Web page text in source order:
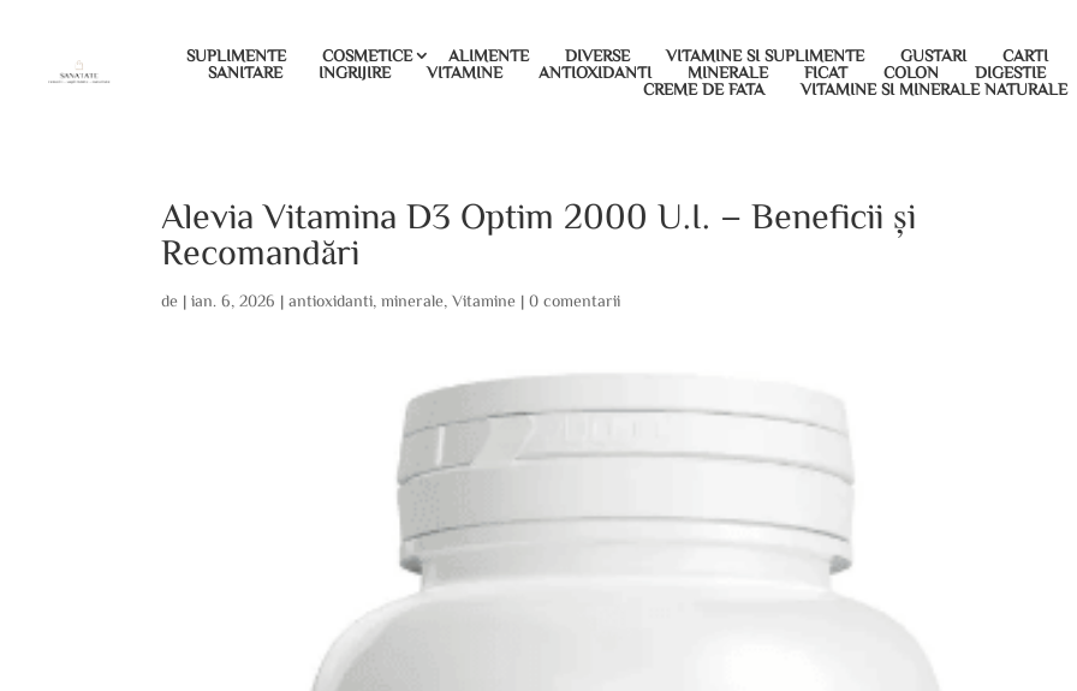
SUPLIMENTE COSMETICE ALIMENTE DIVERSE VITAMINE SI SUPLIMENTE GUSTARI
CARTI
SANITARE
INGRIJIRE VITAMINE ANTIOXIDANTI MINERALE FICAT COLON
DIGESTIE
CREME DE FATA
VITAMINE SI MINERALE NATURALE
Alevia Vitamina D3 Optim 2000 U.I. – Beneficii și
Recomandări
de |ian. 6, 2026 |antioxidanti ,minerale ,Vitamine |0 comentarii